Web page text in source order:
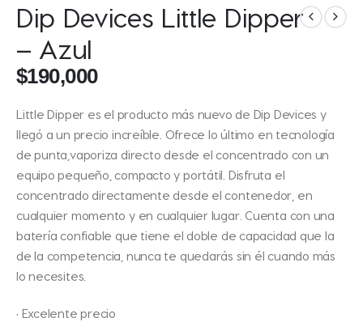
Dip Devices Little Dipper
– Azul
$190,000
Little Dipper es el producto más nuevo de Dip Devices y
llegó a un precio increíble. Ofrece lo último en tecnología
de punta,vaporiza directo desde el concentrado con un
equipo pequeño, compacto y portátil. Disfruta el
concentrado directamente desde el contenedor, en
cualquier momento y en cualquier lugar. Cuenta con una
batería confiable que tiene el doble de capacidad que la
de la competencia, nunca te quedarás sin él cuando más
lo necesites.
• Excelente precio